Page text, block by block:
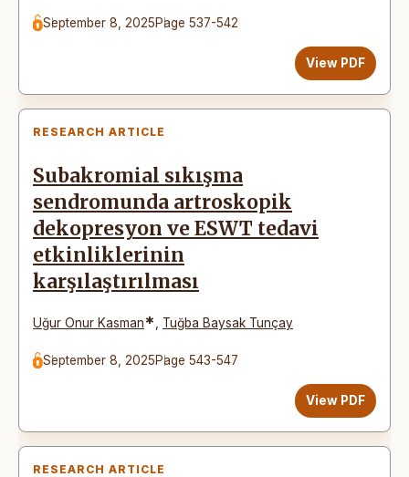
September 8, 2025Page 537-542
View PDF
RESEARCH ARTICLE
Subakromial sıkışma
sendromunda artroskopik
dekopresyon ve ESWT tedavi
etkinliklerinin
karşılaştırılması
Uğur Onur Kasman* Tuğba Baysak Tunçay
September 8, 2025Page 543-547
View PDF
RESEARCH ARTICLE